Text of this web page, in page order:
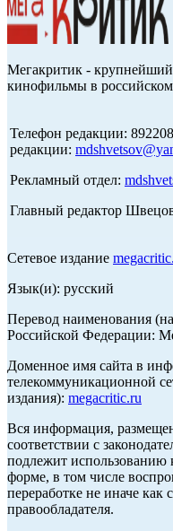
Мегакритик - крупнейший
кинофильмы в российском
Телефон редакции:
редакции:
Рекламный отдел:
Главный редактор
Сетевое издание
Язык(и): русский
Перевод наименования
Российской Федерации:
Доменное имя сайта в
телекоммуникационной
издания): megacritic.ru
Вся информация,
соответствии с
подлежит
форме, в том числе
переработке не иначе как
правообладателя.